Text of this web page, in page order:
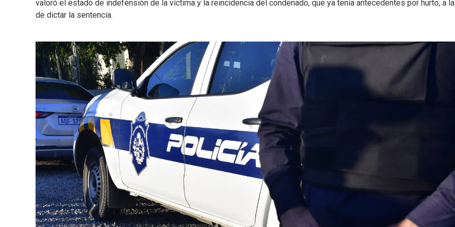
valoró el estado de indefensión de la víctima y la reincidencia del condenado, que ya tenía antecedentes por hurto, a
de dictar la sentencia.